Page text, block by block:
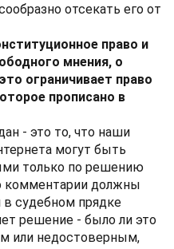
отсекать его от
право и
мнения, о
ограничивает право
прописано в
- это то, что наши
могут быть
только по решению
комментарии должны
судебном прядке
решение - было ли это
или недостоверным,